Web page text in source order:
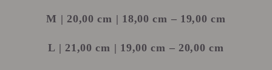
M | 20,00 cm | 18,00 cm – 19,00 cm
L | 21,00 cm | 19,00 cm – 20,00 cm